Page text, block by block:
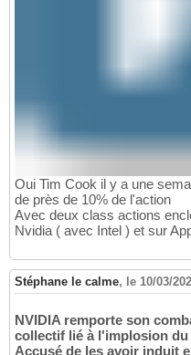
Oui Tim Cook il y a une
de près de 10% de l'action
Avec deux class actions
Nvidia ( avec Intel ) et sur
Stéphane le calme, le 10/03/
NVIDIA remporte son
collectif lié à l'implosion
Accusé de les avoir induit